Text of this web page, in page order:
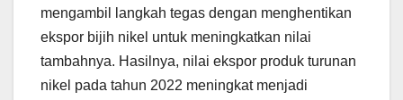
mengambil langkah tegas dengan menghentikan
ekspor bijih nikel untuk meningkatkan nilai
tambahnya. Hasilnya, nilai ekspor produk turunan
nikel pada tahun 2022 meningkat menjadi